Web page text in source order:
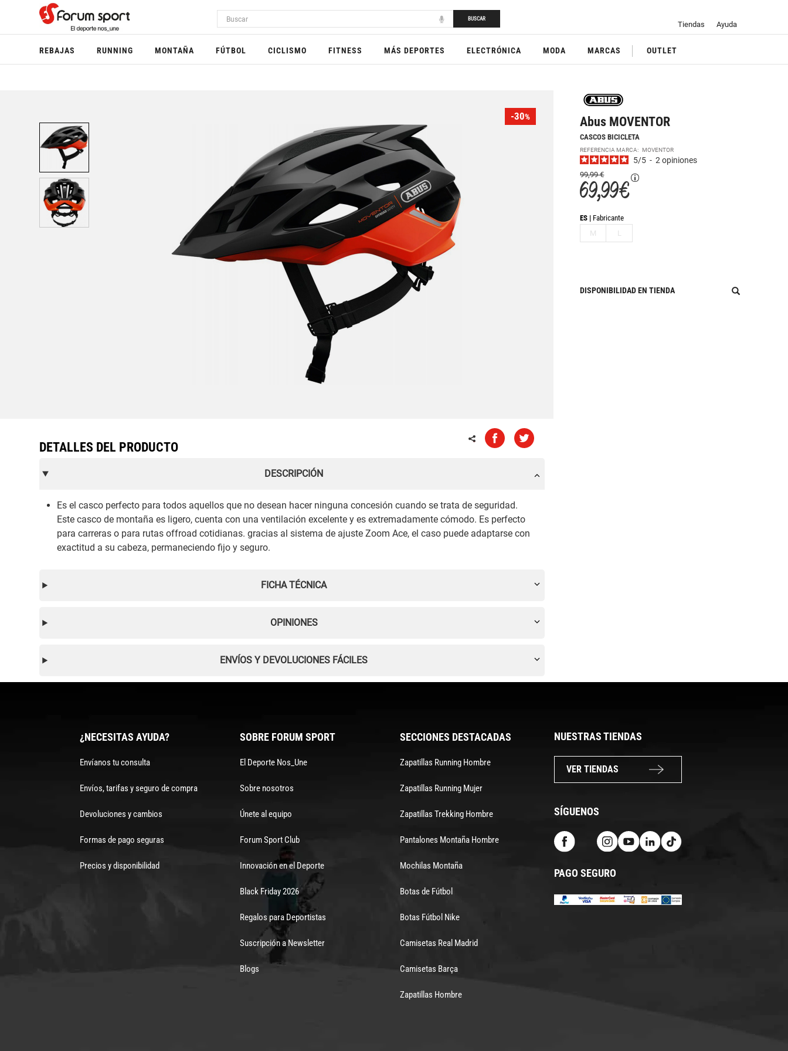
BUSCAR
Tiendas Ayuda
REBAJAS RUNNING MONTAÑA FÚTBOL CICLISMO FITNESS MÁS DEPORTES ELECTRÓNICA MODA MARCAS OUTLET
Abus MOVENTOR
CASCOS BICICLETA
REFERENCIA MARCA:MOVENTOR
5/5 - 2opiniones
99,99 €
69,99 €
ES
Fabricante
M
L
DISPONIBILIDAD EN TIENDA
-30%
DETALLES DEL PRODUCTO
DESCRIPCIÓN
Es el casco perfecto para todos aquellos que no desean hacer ninguna concesión cuando se trata de seguridad.
Este casco de montaña es ligero, cuenta con una ventilación excelente y es extremadamente cómodo. Es perfecto
para carreras o para rutas offroad cotidianas. gracias al sistema de ajuste Zoom Ace, el caso puede adaptarse con
exactitud a su cabeza, permaneciendo fijo y seguro.
FICHA TÉCNICA
OPINIONES
ENVÍOS Y DEVOLUCIONES FÁCILES
¿NECESITAS AYUDA?
Envíanos tu consulta
Envíos, tarifas y seguro de compra
Devoluciones y cambios
Formas de pago seguras
Precios y disponibilidad
SOBRE FORUM SPORT
El Deporte Nos_Une
Sobre nosotros
Únete al equipo
Forum Sport Club
Innovación en el Deporte
Black Friday 2026
Regalos para Deportistas
Suscripción a Newsletter
Blogs
SECCIONES DESTACADAS
Zapatillas Running Hombre
Zapatillas Running Mujer
Zapatillas Trekking Hombre
Pantalones Montaña Hombre
Mochilas Montaña
Botas de Fútbol
Botas Fútbol Nike
Camisetas Real Madrid
Camisetas Barça
Zapatillas Hombre
NUESTRAS TIENDAS
VER TIENDAS
SÍGUENOS
PAGO SEGURO